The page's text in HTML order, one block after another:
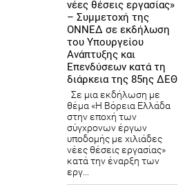
νέες θέσεις εργασίας»
– Συμμετοχή της
ΟΝΝΕΔ σε εκδήλωση
του Υπουργείου
Ανάπτυξης και
Επενδύσεων κατά τη
διάρκεια της 85ης ΔΕΘ
Σε μια εκδήλωση με
θέμα «Η Βόρεια Ελλάδα
στην εποχή των
σύγχρονων έργων
υποδομής με χιλιάδες
νέες θέσεις εργασίας»
κατά την έναρξη των
εργ...